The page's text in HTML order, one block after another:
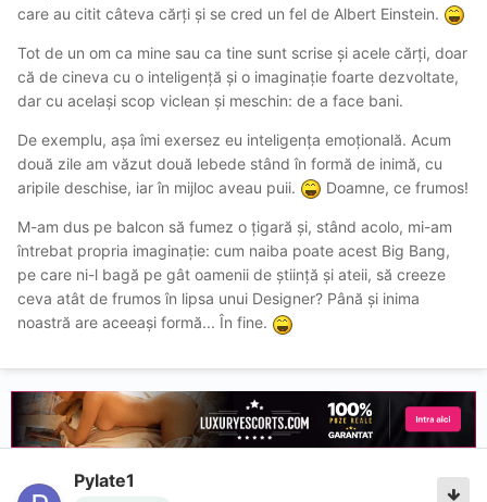
care au citit câteva cărți și se cred un fel de Albert Einstein.
Tot de un om ca mine sau ca tine sunt scrise și acele cărți, doar
că de cineva cu o inteligență și o imaginație foarte dezvoltate,
dar cu același scop viclean și meschin: de a face bani.
De exemplu, așa îmi exersez eu inteligența emoțională. Acum
două zile am văzut două lebede stând în formă de inimă, cu
aripile deschise, iar în mijloc aveau puii.
Doamne, ce frumos!
M-am dus pe balcon să fumez o țigară și, stând acolo, mi-am
întrebat propria imaginație: cum naiba poate acest Big Bang,
pe care ni-l bagă pe gât oamenii de știință și ateii, să creeze
ceva atât de frumos în lipsa unui Designer? Până și inima
noastră are aceeași formă... În fine.
Pylate1